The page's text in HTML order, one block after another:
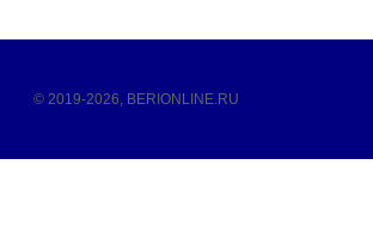
© 2019-2026, BERIONLINE.RU